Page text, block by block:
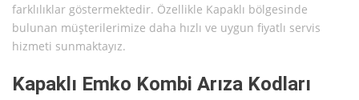
farklılıklar göstermektedir. Özellikle Kapaklı bölgesinde
bulunan müşterilerimize daha hızlı ve uygun fiyatlı servis
hizmeti sunmaktayız.
Kapaklı Emko Kombi Arıza Kodları